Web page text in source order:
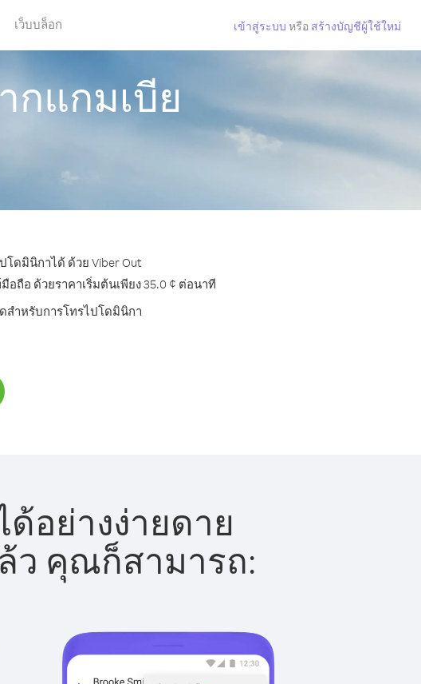
เว็บบล็อก เข้าสู่ระบบ หรือ สร้างบัญชีผู้ใช้ใหม่
กแกมเบีย
ดมินิกาได้ ด้วย Viber Out
ถือ ด้วยราคาเริ่มต้นเพียง 35.0 ¢ ต่อนาที
สำหรับการโทรไปโดมินิกา
อย่างง่ายดาย
ว คุณก็สามารถ: